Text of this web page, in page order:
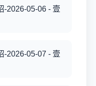
-2026-05-06 - 壹
-2026-05-07 - 壹